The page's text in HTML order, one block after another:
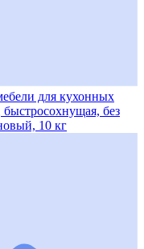
для кухонных
без
10 кг